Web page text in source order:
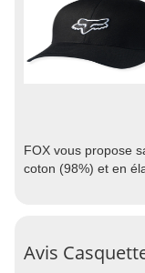
FOX vous propose
coton (98%) et en
Avis